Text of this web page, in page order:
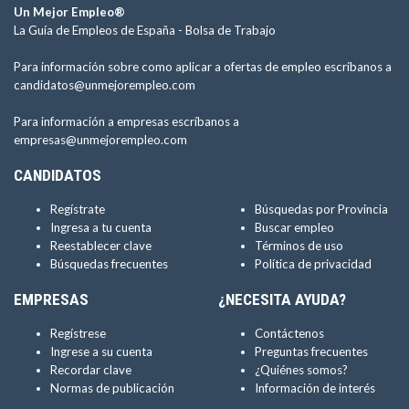
Un Mejor Empleo®
La Guía de Empleos de España - Bolsa de Trabajo
Para información sobre como aplicar a ofertas de empleo escríbanos a
candidatos@unmejorempleo.com
Para información a empresas escríbanos a
empresas@unmejorempleo.com
CANDIDATOS
Regístrate
Ingresa a tu cuenta
Reestablecer clave
Búsquedas frecuentes
Búsquedas por Provincia
Buscar empleo
Términos de uso
Política de privacidad
EMPRESAS
Regístrese
Ingrese a su cuenta
Recordar clave
Normas de publicación
¿NECESITA AYUDA?
Contáctenos
Preguntas frecuentes
¿Quiénes somos?
Información de interés